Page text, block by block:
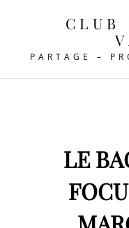
CLUB
PARTAGE –
LE